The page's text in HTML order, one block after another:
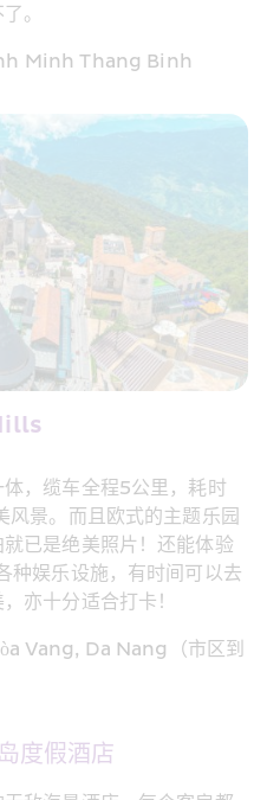
。
Minh Thang Binh
，缆车全程5公里，耗时
景。而且欧式的主题乐园
已是绝美照片！还能体验
种娱乐设施，有时间可以去
亦十分适合打卡！
Vang, Da Nang（市区到
度假酒店